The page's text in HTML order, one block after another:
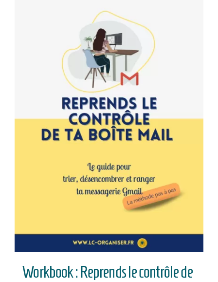
Workbook : Reprends le contrôle de